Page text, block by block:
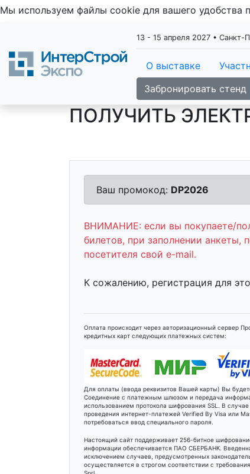
Мы используем файлы cookie для вашего удобства
13 - 15 апреля 2027 •
О выставке
Забронировать стенд
ПОЛУЧИТЬ
Ваш промокод: DP2026
ВНИМАНИЕ: если вы покупаете/
билетов, при заполнении анкеты,
посетителя свой e-mail.
К сожалению, регистрация для
Оплата происходит через авторизационный сервер
кредитных карт следующих платежных систем:
Для оплаты (ввода реквизитов Вашей карты) Вы
Соединение с платежным шлюзом и передача
использованием протокола шифрования SSL. В
проведения интернет-платежей Verified By Visa или
потребоваться ввод специального пароля.
Настоящий сайт поддерживает 256-битное
информации обеспечивается ПАО СБЕРБАНК.
исключением случаев, предусмотренных
осуществляется в строгом соответствии с